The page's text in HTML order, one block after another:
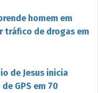
homem em
tráfico de drogas em
de Jesus inicia
GPS em 70